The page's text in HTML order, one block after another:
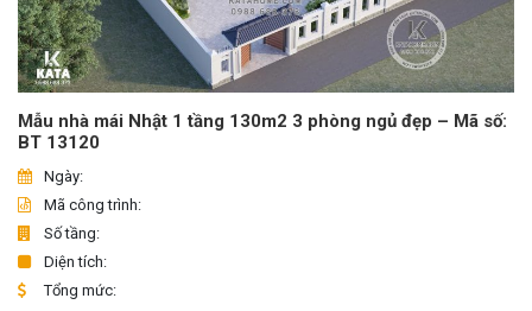
Mẫu nhà mái Nhật 1 tầng 130m2 3 phòng ngủ đẹp – Mã số:
BT 13120
Ngày:
Mã công trình:
Số tầng:
Diện tích:
Tổng mức: